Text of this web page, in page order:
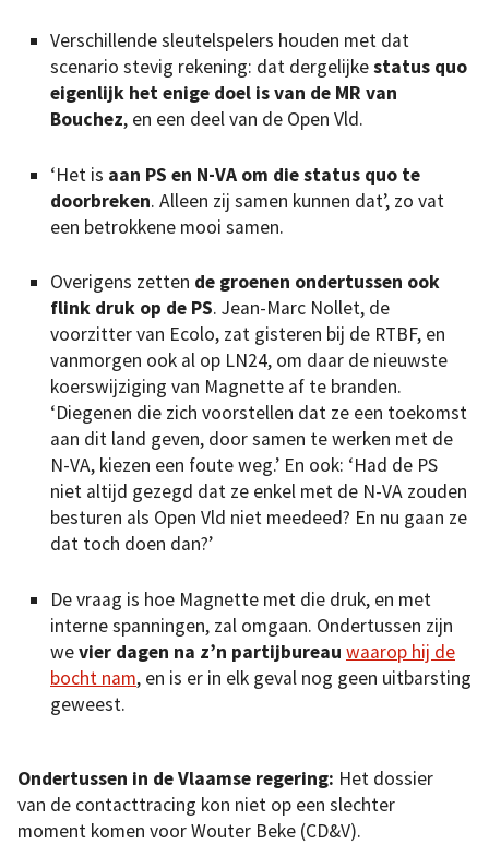
Verschillende sleutelspelers houden met dat
scenario stevig rekening: dat dergelijkestatus quo
eigenlijk het enige doel is van de MR van
Bouchez, en een deel van de Open Vld.
‘Het is aan PS en N-VA om die status quo te
doorbreken. Alleen zij samen kunnen dat’, zo vat
een betrokkene mooi samen.
Overigens zetten de groenen ondertussen ook
flink druk op de PS. Jean-Marc Nollet, de
voorzitter van Ecolo, zat gisteren bij de RTBF, en
vanmorgen ook al op LN24, om daar de nieuwste
koerswijziging van Magnette af te branden.
‘Diegenen die zich voorstellen dat ze een toekomst
aan dit land geven, door samen te werken met de
N-VA, kiezen een foute weg.’ En ook: ‘Had de PS
niet altijd gezegd dat ze enkel met de N-VA zouden
besturen als Open Vld niet meedeed? En nu gaan ze
dat toch doen dan?’
De vraag is hoe Magnette met die druk, en met
interne spanningen, zal omgaan. Ondertussen zijn
wevier dagen na z’n partijbureau waarop hij de
bocht nam, en is er in elk geval nog geen uitbarsting
geweest.
Ondertussen in de Vlaamse regering: Het dossier
van de contacttracing kon niet op een slechter
moment komen voor Wouter Beke (CD&V).